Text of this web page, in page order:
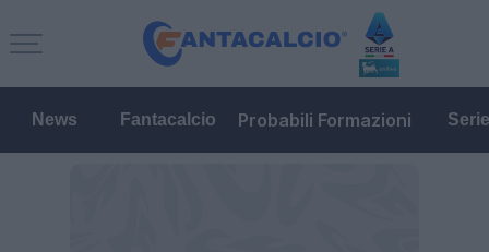
News Fantacalcio Probabili Formazioni